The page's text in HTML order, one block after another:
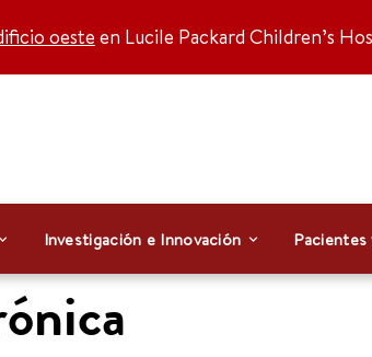
oesteen Lucile Packard Children’s
Investigación e Innovación